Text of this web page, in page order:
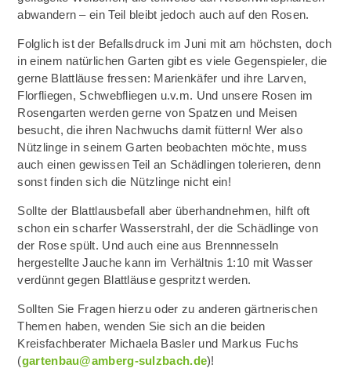
abwandern – ein Teil bleibt jedoch auch auf den Rosen.
Folglich ist der Befallsdruck im Juni mit am höchsten, doch
in einem natürlichen Garten gibt es viele Gegenspieler, die
gerne Blattläuse fressen: Marienkäfer und ihre Larven,
Florfliegen, Schwebfliegen u.v.m. Und unsere Rosen im
Rosengarten werden gerne von Spatzen und Meisen
besucht, die ihren Nachwuchs damit füttern! Wer also
Nützlinge in seinem Garten beobachten möchte, muss
auch einen gewissen Teil an Schädlingen tolerieren, denn
sonst finden sich die Nützlinge nicht ein!
Sollte der Blattlausbefall aber überhandnehmen, hilft oft
schon ein scharfer Wasserstrahl, der die Schädlinge von
der Rose spült. Und auch eine aus Brennnesseln
hergestellte Jauche kann im Verhältnis 1:10 mit Wasser
verdünnt gegen Blattläuse gespritzt werden.
Sollten Sie Fragen hierzu oder zu anderen gärtnerischen
Themen haben, wenden Sie sich an die beiden
Kreisfachberater Michaela Basler und Markus Fuchs
(gartenbau@amberg-sulzbach.de)!